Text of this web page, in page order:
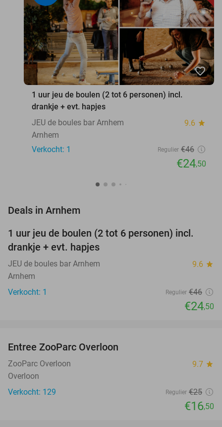
favorite_border
1 uur jeu de boulen (2 tot 6 personen) incl.
drankje + evt. hapjes
JEU de boules bar Arnhem
9.6 star
Arnhem
Verkocht: 1
Regulier €46
€24,50
Deals in Arnhem
47%
NEW
TODAY
1 uur jeu de boulen (2 tot 6 personen) incl.
drankje + evt. hapjes
JEU de boules bar Arnhem 9.6 star
Arnhem
Verkocht: 1
Regulier €46
€24,50
TODAY
Entree ZooParc Overloon
ZooParc Overloon 9.7 star
Overloon
Verkocht: 129
Regulier €25
€16,50